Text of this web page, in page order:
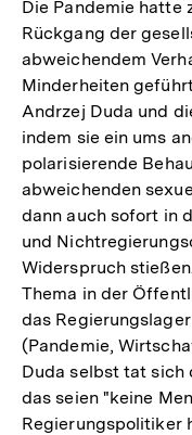
Die Pandemie hatte
Rückgang der
abweichendem
Minderheiten
Andrzej Duda und
indem sie ein ums
polarisierende
abweichenden
dann auch sofort in
und
Widerspruch
Thema in der
das
(Pandemie,
Duda selbst tat sich
das seien "keine
Regierungspolitiker